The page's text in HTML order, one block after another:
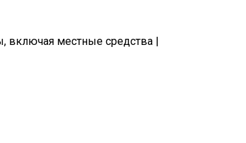
включая местные средства |